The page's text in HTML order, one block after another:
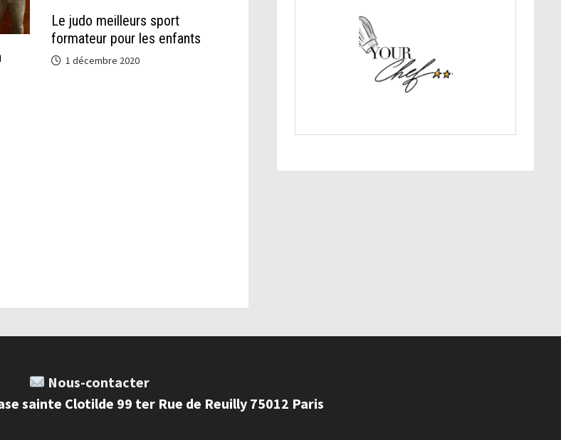
Le judo meilleurs sport
formateur pour les enfants
1 décembre 2020
Nous-contacter
sainte Clotilde 99 ter Rue de Reuilly 75012 Paris